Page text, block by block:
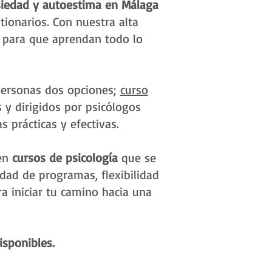
y autoestima en Málaga
Con nuestra alta
que aprendan todo lo
dos opciones; curso
y dirigidos por psicólogos
prácticas y efectivas.
cursos de psicología que se
de programas, flexibilidad
iniciar tu camino hacia una